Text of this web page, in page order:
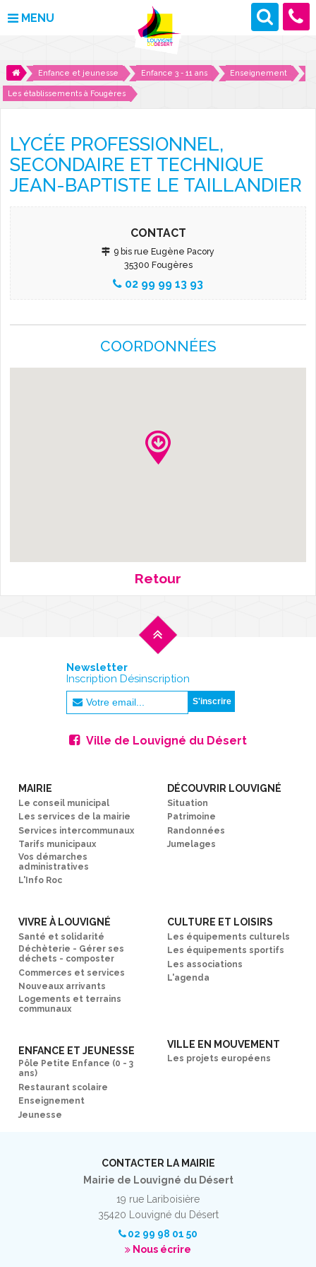
MENU
MAIRIE
VOS DÉMARCHES
DÉCOUVRIR LOUVIGNÉ
CULTURE ET LOISIRS
DES PROJETS POUR DEMAIN
Enfance et jeunesse Enfance 3 - 11 ans Enseignement
Les établissements à Fougères
LYCÉE PROFESSIONNEL,
SECONDAIRE ET TECHNIQUE
JEAN-BAPTISTE LE TAILLANDIER
CONTACT
9 bis rue Eugène Pacory
35300 Fougères
02 99 99 13 93
COORDONNÉES
Retour
Newsletter
Inscription Désinscription
Ville de Louvigné du Désert
MAIRIE
Le conseil municipal
Les services de la mairie
Services intercommunaux
Tarifs municipaux
Vos démarches
administratives
L'Info Roc
DÉCOUVRIR LOUVIGNÉ
Situation
Patrimoine
Randonnées
Jumelages
VIVRE À LOUVIGNÉ
Santé et solidarité
Déchèterie - Gérer ses
déchets - composter
Commerces et services
Nouveaux arrivants
Logements et terrains
communaux
CULTURE ET LOISIRS
Les équipements culturels
Les équipements sportifs
Les associations
L'agenda
ENFANCE ET JEUNESSE
Pôle Petite Enfance (0 - 3
ans)
Restaurant scolaire
Enseignement
Jeunesse
VILLE EN MOUVEMENT
Les projets européens
CONTACTER LA MAIRIE
Mairie de Louvigné du Désert
19 rue Lariboisière
35420 Louvigné du Désert
02 99 98 01 50
Nous écrire